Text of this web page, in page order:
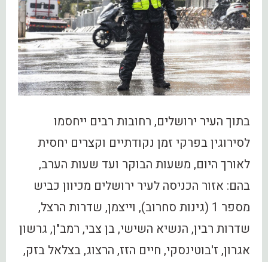
בתוך העיר ירושלים, רחובות רבים ייחסמו
לסירוגין בפרקי זמן נקודתיים וקצרים יחסית
לאורך היום, משעות הבוקר ועד שעות הערב,
בהם: אזור הכניסה לעיר ירושלים מכיוון כביש
מספר 1 (גינות סחרוב), וייצמן, שדרות הרצל,
שדרות רבין, הנשיא השישי, בן צבי, רמב"ן, גרשון
אגרון, ז'בוטינסקי, חיים הזז, הרצוג, בצלאל בזק,